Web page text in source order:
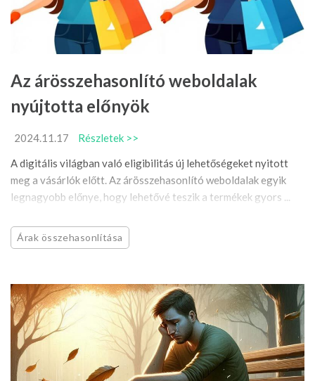
Az árösszehasonlító weboldalak
nyújtotta előnyök
2024.11.17
Részletek >>
A digitális világban való eligibilitás új lehetőségeket nyitott
meg a vásárlók előtt. Az árösszehasonlító weboldalak egyik
legnagyobb előnye, hogy lehetővé teszik a termékek gyors ...
Árak összehasonlítása